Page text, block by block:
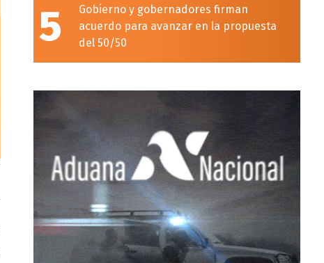
5
Gobierno y gobernadores firman
acuerdo para avanzar en la propuesta
del 50/50